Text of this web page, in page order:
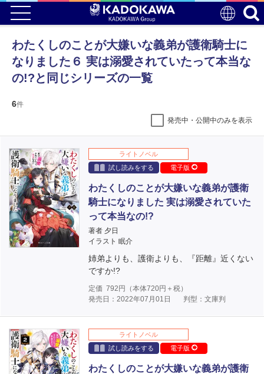
わたくしのことが大嫌いな義弟が護衛騎士に
なりました６ 実は溺愛されていたって本当な
の!?と同じシリーズの一覧
6件
発売中・公開中のみを表示
ライトノベル
試し読みをする
電子版
わたくしのことが大嫌いな義弟が護衛
騎士になりました 実は溺愛されていた
って本当なの!?
著者 夕日
イラスト 眠介
姉弟よりも、護衛よりも、『距離』近くない
ですか!?
定価 792 円（本体720円＋税）
発売日：2022年07月01日
判型：文庫判
ライトノベル
試し読みをする
電子版
わたくしのことが大嫌いな義弟が護衛